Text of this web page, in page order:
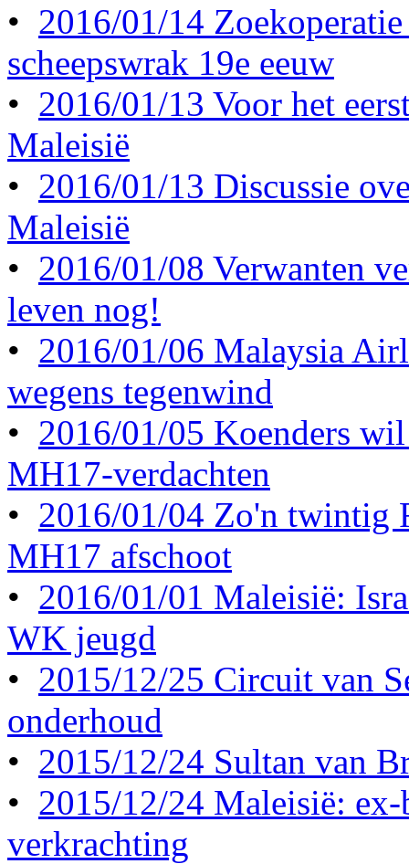
• 2016/01/14
scheepswrak 19e eeuw
• 2016/01/13 Voor het
Maleisië
• 2016/01/13 Discussie
Maleisië
• 2016/01/08 Verwanten
leven nog!
• 2016/01/06 Malaysia
wegens tegenwind
• 2016/01/05 Koenders
MH17-verdachten
• 2016/01/04 Zo'n twintig
MH17 afschoot
• 2016/01/01 Maleisië:
WK jeugd
• 2015/12/25 Circuit van
onderhoud
• 2015/12/24 Sultan van
• 2015/12/24 Maleisië:
verkrachting